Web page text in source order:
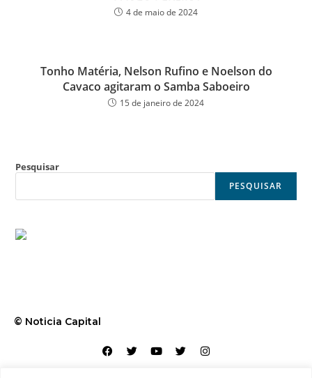
4 de maio de 2024
Tonho Matéria, Nelson Rufino e Noelson do
Cavaco agitaram o Samba Saboeiro
15 de janeiro de 2024
Pesquisar
PESQUISAR
© Noticia Capital